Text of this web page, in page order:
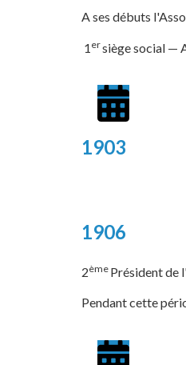
A ses débuts
1 ersiège social —
1903
1906
2ème Président de
Pendant cette